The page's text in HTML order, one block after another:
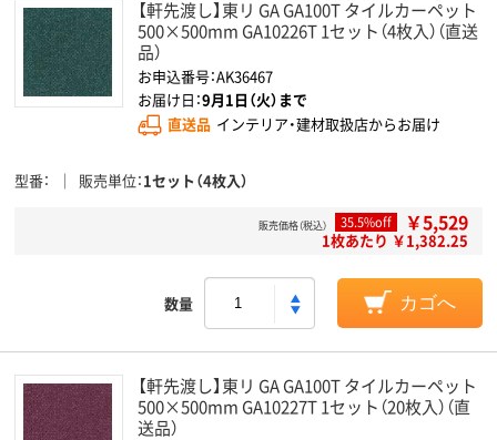
【軒先渡し】東リ GA GA100T タイルカーペット
500×500mm GA10226T 1セット（4枚入）（直送
品）
お申込番号：AK36467
お届け日：9月1日（火）まで
直送品 インテリア・建材取扱店からお届け
型番 販売単位 1セット（4枚入）
販売価格（税込） 35.5%off ￥5,529
1枚あたり ￥1,382.25
数量 カゴへ
【軒先渡し】東リ GA GA100T タイルカーペット
500×500mm GA10227T 1セット（20枚入）（直
送品）